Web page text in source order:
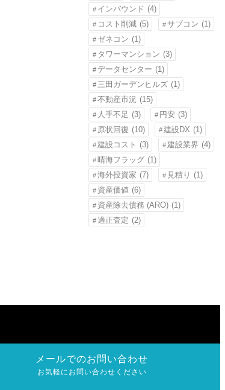
インバウンド (4)
コスト削減 (5) サブコン (1)
ゼネコン (1)
タワーマンション (3)
データセンター (1)
三田ガーデンヒルズ (1)
不動産市況 (15)
人手不足 (3) 円安 (3)
原状回復 (10) 建設DX (1)
建設コスト (3) 建設業界 (4)
晴海フラッグ (1)
海外投資家 (7) 見積り (1)
資産価値 (6)
資産除去債務 (ARO) (1)
適正査定 (2)
メールでのお問い合わせ
お気軽にお問い合わせください